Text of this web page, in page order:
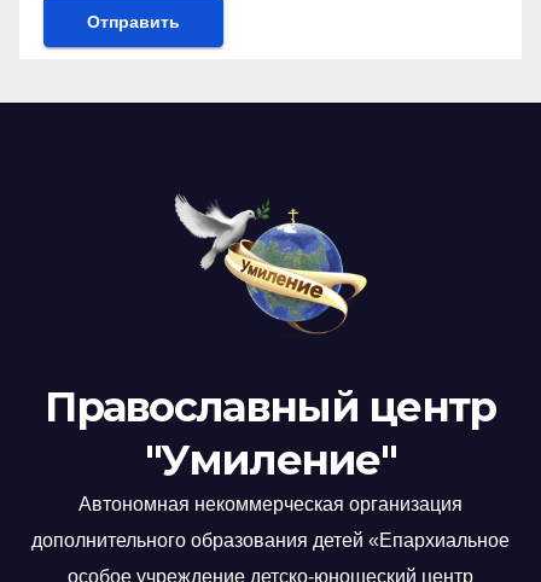
Православный центр
"Умиление"
Автономная некоммерческая организация
дополнительного образования детей «Епархиальное
особое учреждение детско-юношеский центр